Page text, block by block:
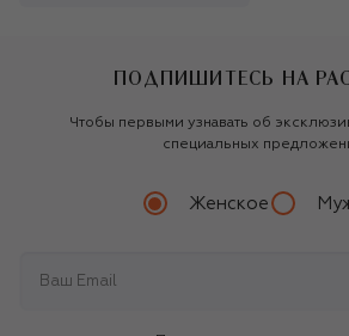
ПОДПИШИТЕСЬ НА
Чтобы первыми узнавать об
специальных
Женское